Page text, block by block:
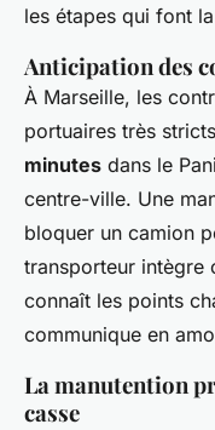
les étapes qui font
Anticipation des
À Marseille, les
portuaires très
minutes dans le
centre-ville. Une
bloquer un camion
transporteur intègre
connaît les points
communique en
La manutention
casse